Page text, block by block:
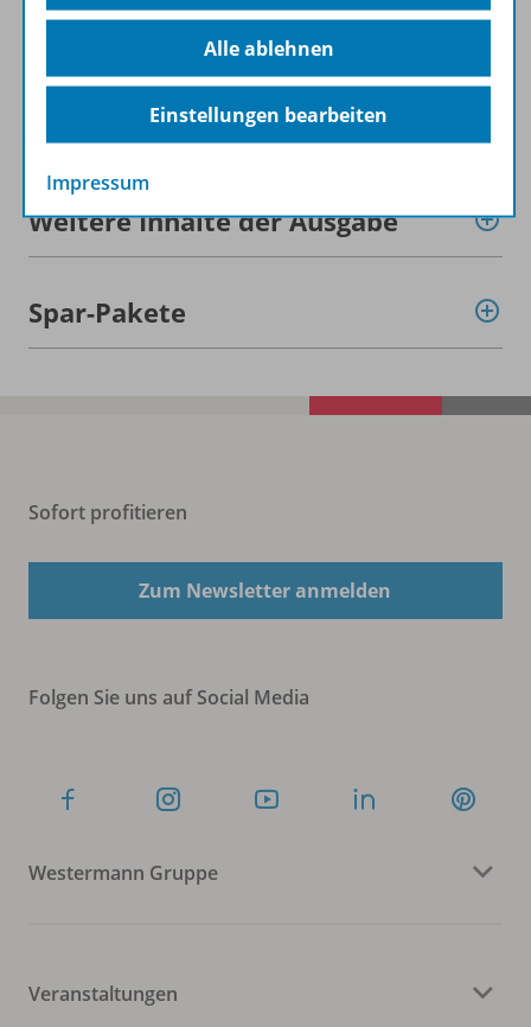
Informationen
Beschreibung
Weitere Inhalte der Ausgabe
Spar-Pakete
Sofort profitieren
Zum Newsletter anmelden
Folgen Sie uns auf Social Media
Westermann Gruppe
Veranstaltungen
Alle ablehnen
Einstellungen bearbeiten
Impressum